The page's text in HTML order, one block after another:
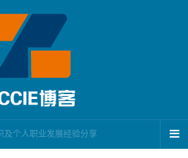
及个人职业发展经验分享